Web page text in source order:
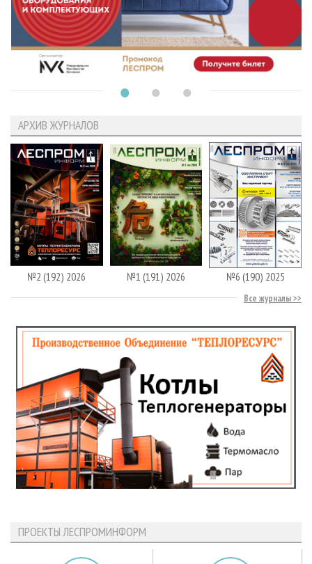
АРХИВ ЖУРНАЛОВ
№2 (192) 2026 №1 (191) 2026 №6 (190) 2025
Все журналы
ПРОЕКТЫ ЛЕСПРОМИНФОРМ